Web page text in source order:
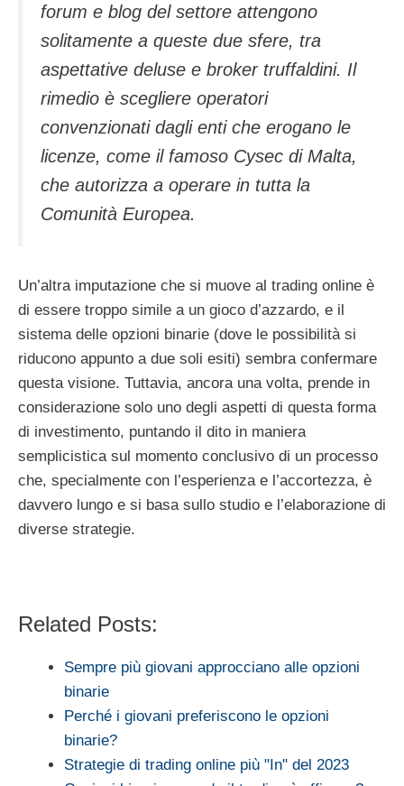
forum e blog del settore attengono
solitamente a queste due sfere, tra
aspettative deluse e broker truffaldini. Il
rimedio è scegliere operatori
convenzionati dagli enti che erogano le
licenze, come il famoso Cysec di Malta,
che autorizza a operare in tutta la
Comunità Europea.
Un’altra imputazione che si muove al trading online è
di essere troppo simile a un gioco d’azzardo, e il
sistema delle opzioni binarie (dove le possibilità si
riducono appunto a due soli esiti) sembra confermare
questa visione. Tuttavia, ancora una volta, prende in
considerazione solo uno degli aspetti di questa forma
di investimento, puntando il dito in maniera
semplicistica sul momento conclusivo di un processo
che, specialmente con l’esperienza e l’accortezza, è
davvero lungo e si basa sullo studio e l’elaborazione di
diverse strategie.
Related Posts:
Sempre più giovani approcciano alle opzioni
binarie
Perché i giovani preferiscono le opzioni
binarie?
Strategie di trading online più "In" del 2023